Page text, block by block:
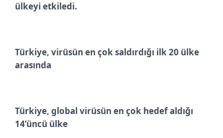
ülkeyi etkiledi.
Türkiye, virüsün en çok saldırdığı ilk 20 ülke
arasında
Türkiye, global virüsün en çok hedef aldığı
14’üncü ülke